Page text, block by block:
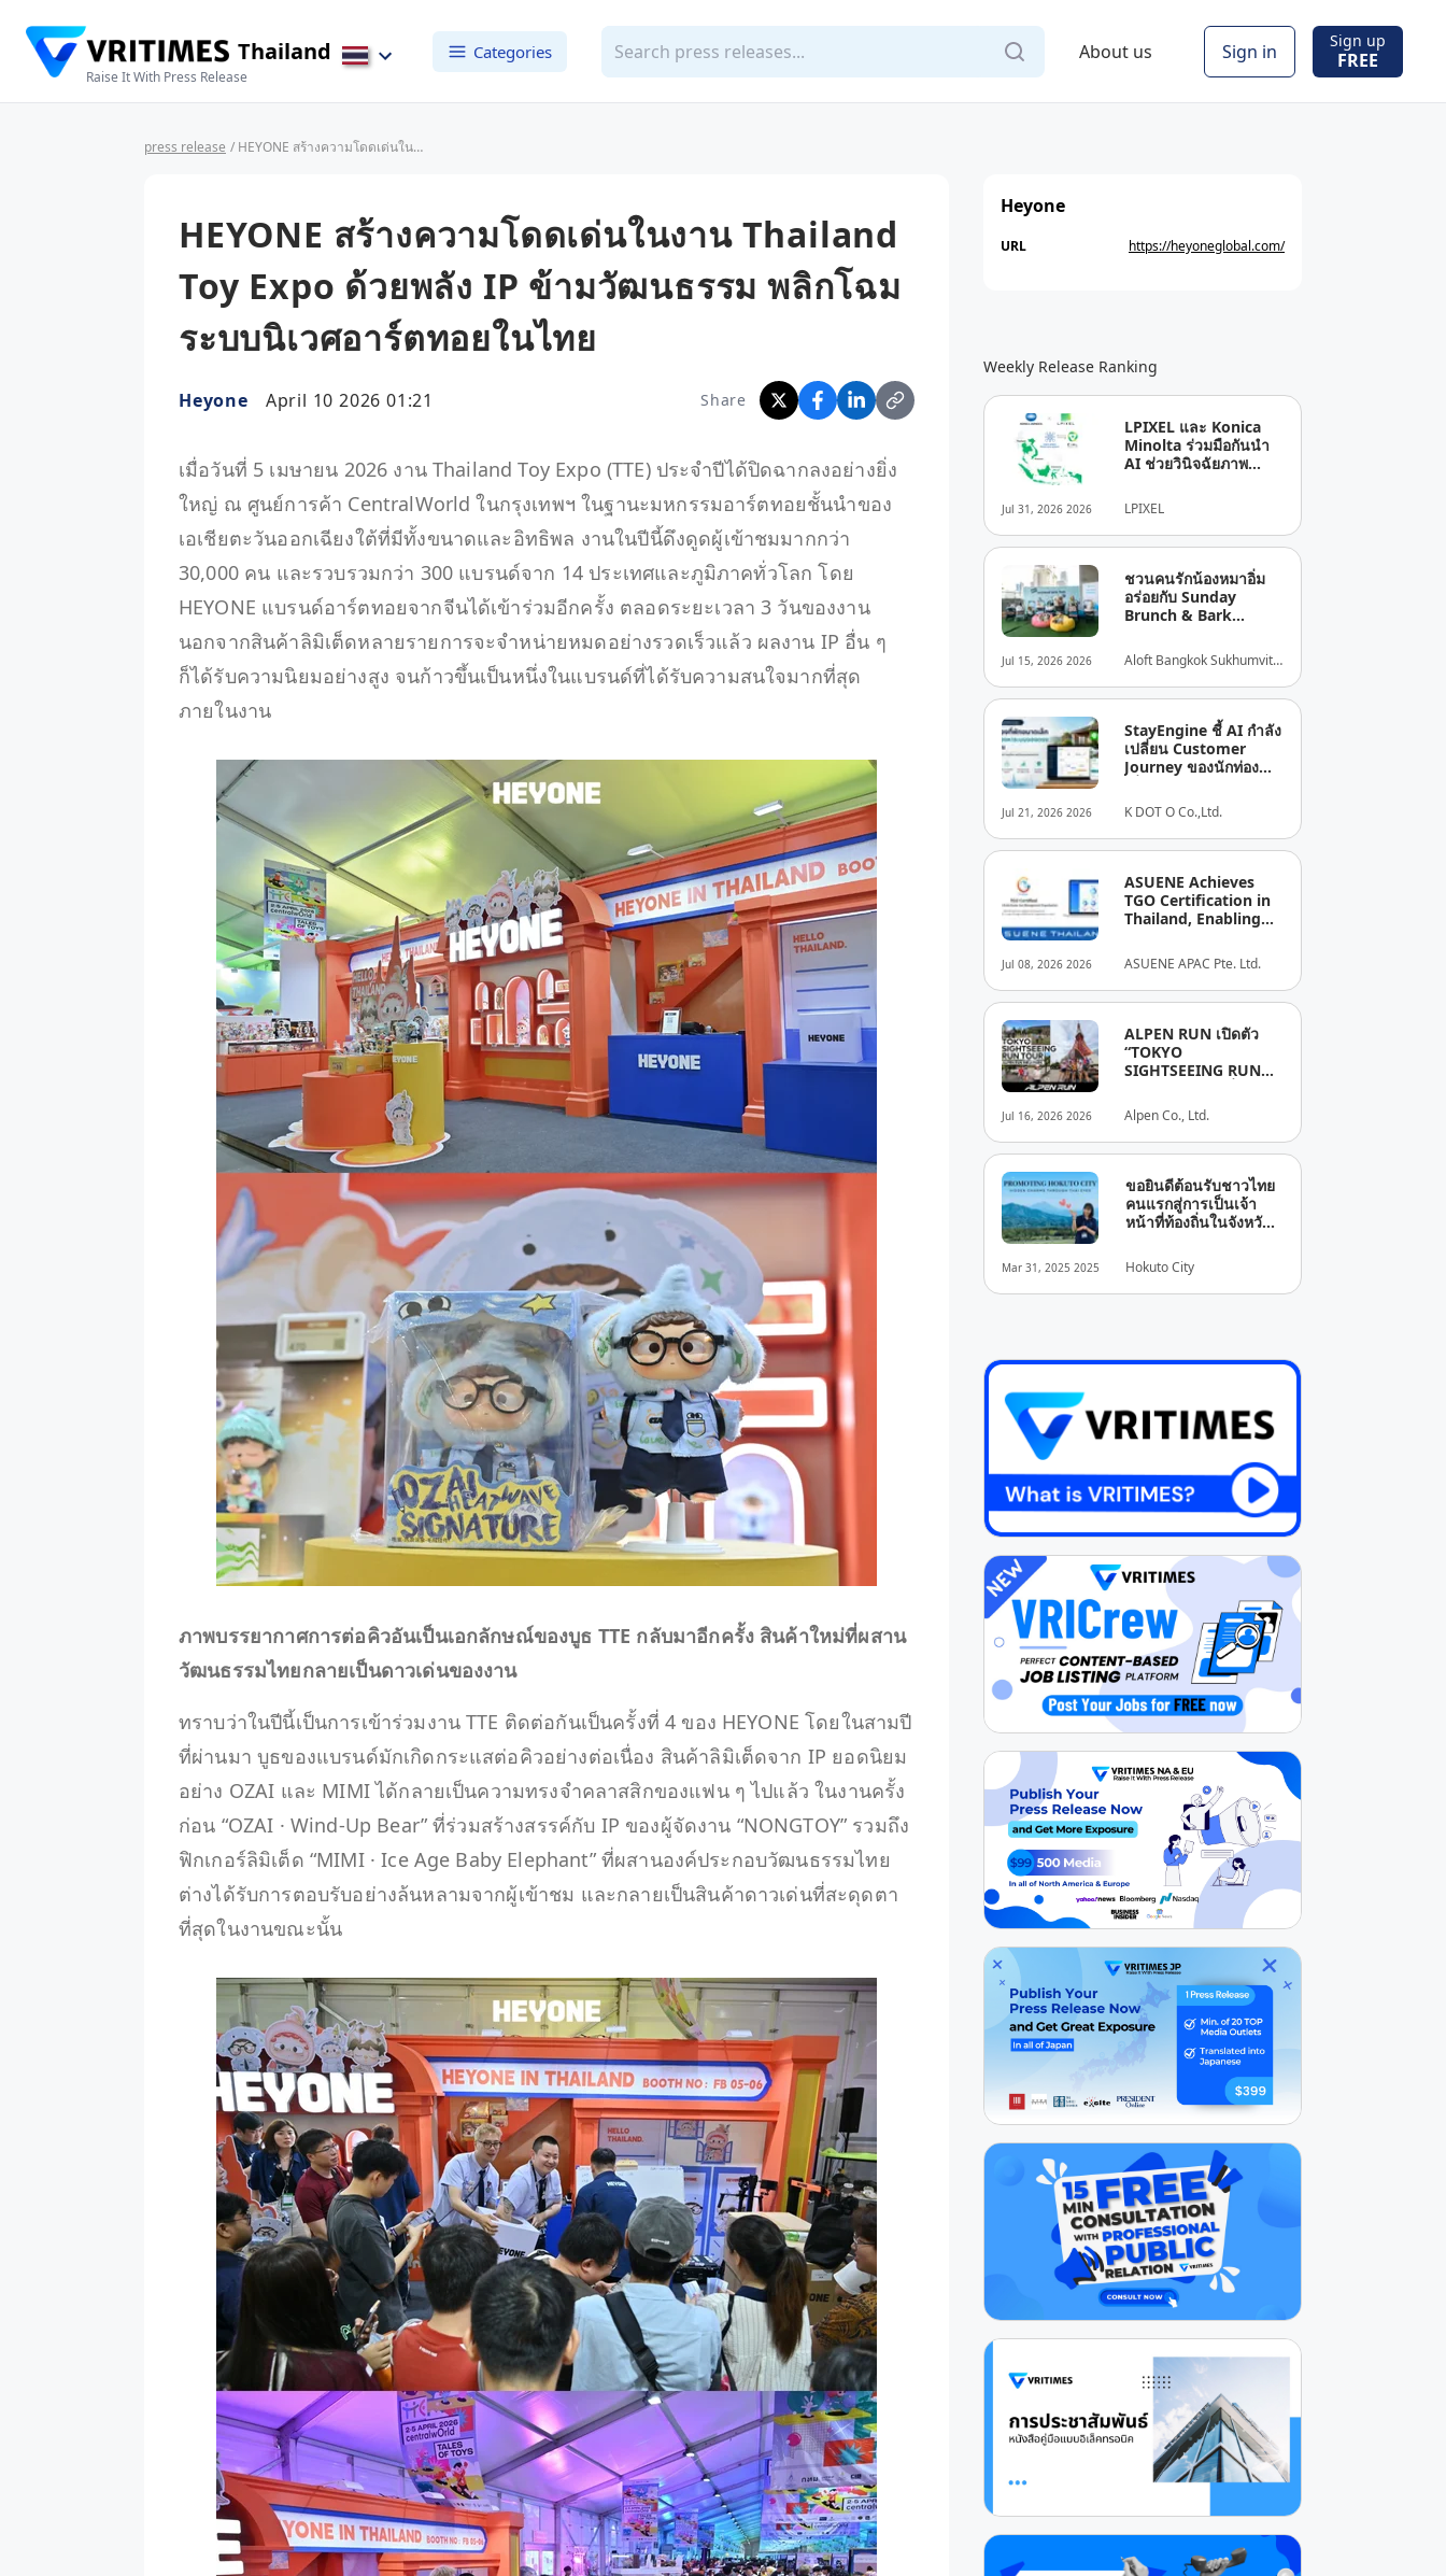
Thailand
Raise It With Press Release
Categories About us Sign in Sign up
FREE
press release / HEYONE สร้างความโดดเด่นในงาน Thailand Toy Expo ด้วยพลัง IP ข้ามวัฒนธรรม พลิกโฉมระบบนิเวศอาร์ตทอยในไทย
HEYONE สร้างความโดดเด่นในงาน Thailand
Toy Expo ด้วยพลัง IP ข้ามวัฒนธรรม พลิกโฉม
ระบบนิเวศอาร์ตทอยในไทย
Heyone April 10 2026 01:21 Share
เมื่อวันที่ 5 เมษายน 2026 งาน Thailand Toy Expo (TTE) ประจำปีได้ปิดฉากลงอย่างยิ่ง
ใหญ่ ณ ศูนย์การค้า CentralWorld ในกรุงเทพฯ ในฐานะมหกรรมอาร์ตทอยชั้นนำของ
เอเชียตะวันออกเฉียงใต้ที่มีทั้งขนาดและอิทธิพล งานในปีนี้ดึงดูดผู้เข้าชมมากกว่า
30,000 คน และรวบรวมกว่า 300 แบรนด์จาก 14 ประเทศและภูมิภาคทั่วโลก โดย
HEYONE แบรนด์อาร์ตทอยจากจีนได้เข้าร่วมอีกครั้ง ตลอดระยะเวลา 3 วันของงาน
นอกจากสินค้าลิมิเต็ดหลายรายการจะจำหน่ายหมดอย่างรวดเร็วแล้ว ผลงาน IP อื่น ๆ
ก็ได้รับความนิยมอย่างสูง จนก้าวขึ้นเป็นหนึ่งในแบรนด์ที่ได้รับความสนใจมากที่สุด
ภายในงาน
ภาพบรรยากาศการต่อคิวอันเป็นเอกลักษณ์ของบูธ TTE กลับมาอีกครั้ง สินค้าใหม่ที่ผสาน
วัฒนธรรมไทยกลายเป็นดาวเด่นของงาน
ทราบว่าในปีนี้เป็นการเข้าร่วมงาน TTE ติดต่อกันเป็นครั้งที่ 4 ของ HEYONE โดยในสามปี
ที่ผ่านมา บูธของแบรนด์มักเกิดกระแสต่อคิวอย่างต่อเนื่อง สินค้าลิมิเต็ดจาก IP ยอดนิยม
อย่าง OZAI และ MIMI ได้กลายเป็นความทรงจำคลาสสิกของแฟน ๆ ไปแล้ว ในงานครั้ง
ก่อน “OZAI · Wind-Up Bear” ที่ร่วมสร้างสรรค์กับ IP ของผู้จัดงาน “NONGTOY” รวมถึง
ฟิกเกอร์ลิมิเต็ด “MIMI · Ice Age Baby Elephant” ที่ผสานองค์ประกอบวัฒนธรรมไทย
ต่างได้รับการตอบรับอย่างล้นหลามจากผู้เข้าชม และกลายเป็นสินค้าดาวเด่นที่สะดุดตา
ที่สุดในงานขณะนั้น
Heyone
URL https://heyoneglobal.com/
Weekly Release Ranking
Jul 31, 2026 2026
LPIXEL และ Konica
Minolta ร่วมมือกันนำ
AI ช่วยวินิจฉัยภาพ
ตลาดอาเซียน
LPIXEL
Jul 15, 2026 2026
ชวนคนรักน้องหมาอิ่ม
อร่อยกับ Sunday
Brunch & Bark
บุฟเฟต์สำหรับเพื่อนซี้สี่
ขา
Aloft Bangkok Sukhumvit
Jul 21, 2026 2026
StayEngine ชี้ AI กำลัง
เปลี่ยน Customer
Journey ของนักท่อง
ธุรกิจที่พักไทย
K DOT O Co.,Ltd.
Jul 08, 2026 2026
ASUENE Achieves
TGO Certification in
Thailand, Enabling
Carbon Accounting,
Reporting, and
Sustainability
Disclosure
ASUENE APAC Pte. Ltd.
Jul 16, 2026 2026
ALPEN RUN เปิดตัว
“TOKYO
SIGHTSEEING RUN
นักท่องเที่ยววิ่งชมแลนด์
มาร์กดังของกรุงโตเกียว
ไปกับไกด์ 4 และ 6
สิงหาคมนี้
Alpen Co., Ltd.
Mar 31, 2025 2025
ขอยินดีต้อนรับชาวไทย
คนแรกสู่การเป็นเจ้า
หน้าที่ท้องถิ่นในจังหวัด
SAWADEE KA!! สัมผัส
เสน่ห์ของเมืองโฮคุโตะ
จังหวัดยามานาชิ เมืองที่
Hokuto City